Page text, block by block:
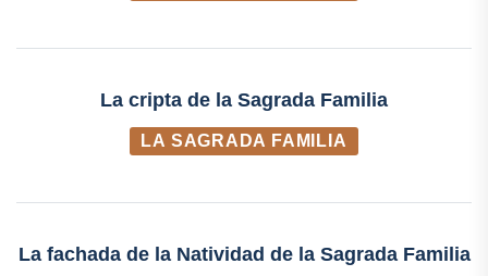
La cripta de la Sagrada Familia
LA SAGRADA FAMILIA
La fachada de la Natividad de la Sagrada Familia